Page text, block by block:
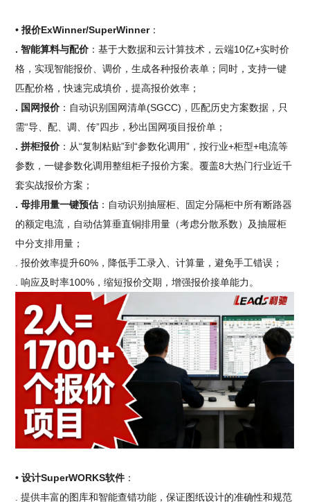
• 报价ExWinner/SuperWinner：
. 智能算料与配价 ：基于大数据和云计算技术，云端10亿+实时价
格，实现智能报价、调价，生成各种报价表单；同时，支持一键
匹配价格，快速完成填价，提高报价效率；
. 国网报价 ：自动识别国网清单(SGCC)，匹配历史方案数据，只
需“导、配、调、传”四步，秒出国网项目报价单；
. 拼柜报价 ：从“复制粘贴”到“参数化调用”，按行业+柜型+电流等
参数，一键参数化调用整组柜子报价方案。覆盖8大热门行业近千
套实战报价方案；
. 母排用量一键预估 ：自动识别抽屉柜、固定分隔柜中所有断路器
的额定电流，自动估算垂直铜排用量（考虑分散系数）及抽屉柜
中分支排用量；
. 报价效率提升60%，降低手工录入、计算量，避免手工错误；
. 响应及时率100%，缩短报价交期，增强报价接单能力。
• 设计SuperWORKS软件 ：
. 提供丰富的图库和智能查错功能，保证图纸设计的准确性和规范